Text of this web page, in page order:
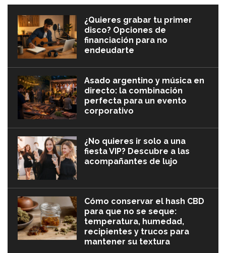
¿Quieres grabar tu primer
disco? Opciones de
financiación para no
endeudarte
Asado argentino y música en
directo: la combinación
perfecta para un evento
corporativo
¿No quieres ir solo a una
fiesta VIP? Descubre a las
acompañantes de lujo
Cómo conservar el hash CBD
para que no se seque:
temperatura, humedad,
recipientes y trucos para
mantener su textura